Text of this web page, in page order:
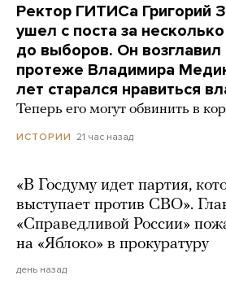
Ректор ГИТИСа Григорий
ушел с поста за
до выборов. Он возглавил
протеже Владимира
лет старался нравиться
Теперь его могут обвинить в
ИСТОРИИ 21 час назад
«В Госдуму идет партия,
выступает против СВО».
«Справедливой России»
на «Яблоко» в прокуратуру
день назад